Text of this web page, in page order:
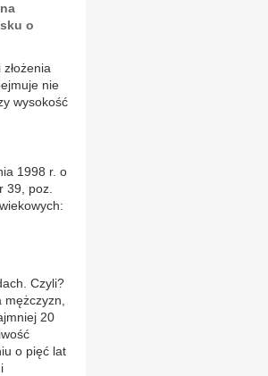
o
nie
wysokość
1998 r. o
39, poz.
Czyli?
20
o pięć lat